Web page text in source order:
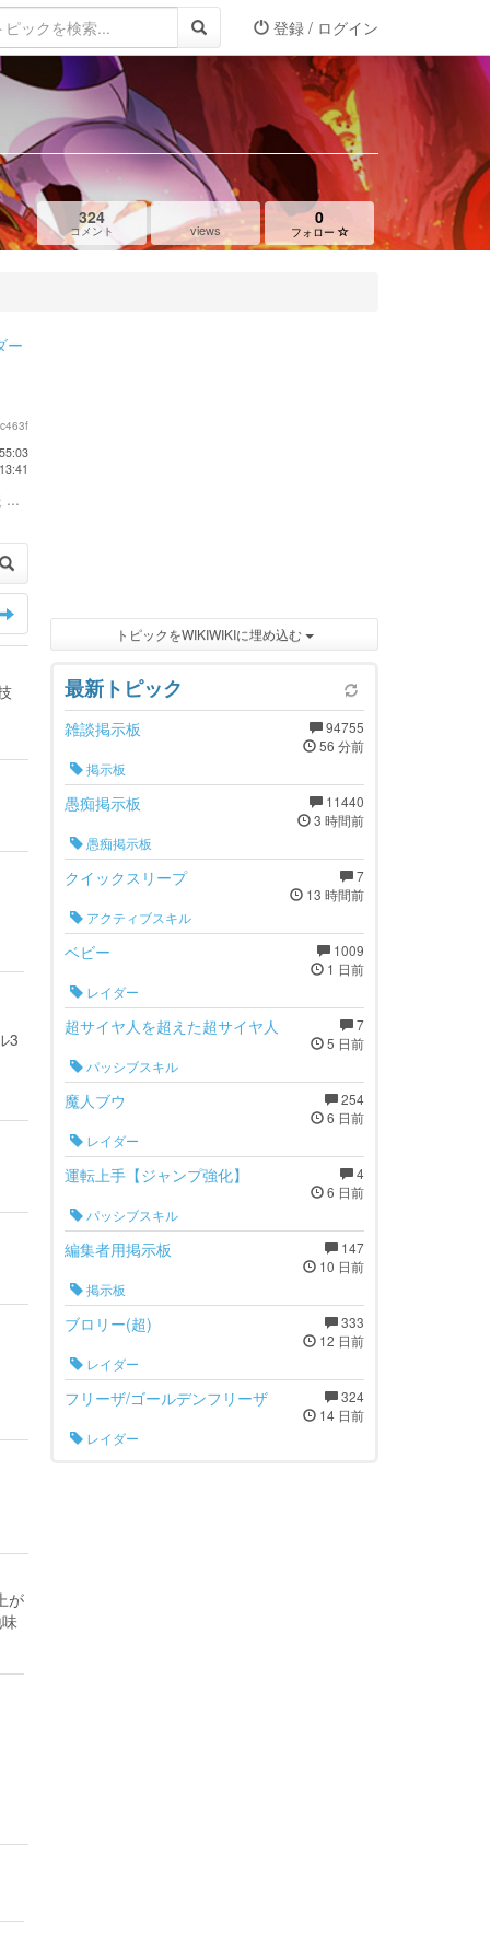
登録 / ログイン
324
コメント views
0
フォロー
ー
...
3
が
トピックをWIKIWIKIに埋め込む
最新トピック
94755
56 分前
雑談掲示板
掲示板
11440
3 時間前
愚痴掲示板
愚痴掲示板
7
13 時間前
クイックスリープ
アクティブスキル
1009
1 日前
ベビー
レイダー
7
5 日前
超サイヤ人を超えた超サイヤ人
パッシブスキル
254
6 日前
魔人ブウ
レイダー
4
6 日前
運転上手【ジャンプ強化】
パッシブスキル
147
10 日前
編集者用掲示板
掲示板
333
12 日前
ブロリー(超)
レイダー
324
14 日前
フリーザ/ゴールデンフリーザ
レイダー